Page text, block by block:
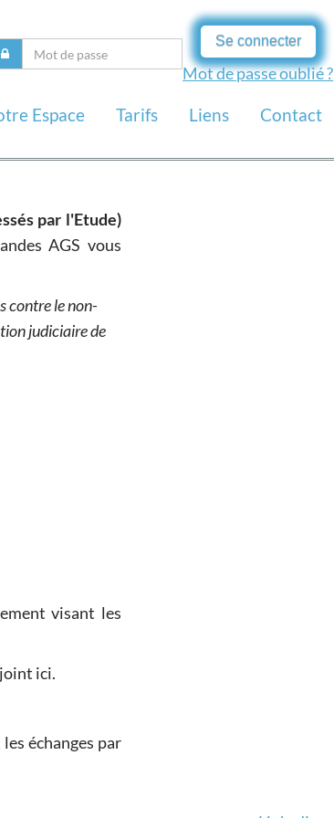
Se connecter
Mot de passe oublié ?
Espace Tarifs Liens Contact
par l'Etude)
AGS vous
contre le non-
judiciaire de
visant les
ici.
échanges par